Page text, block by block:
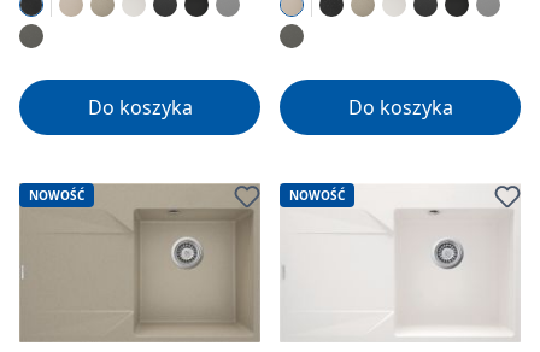
Do koszyka Do koszyka
NOWOŚĆ NOWOŚĆ